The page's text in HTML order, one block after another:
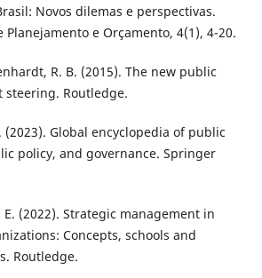
Novos dilemas e perspectivas.
Planejamento e Orçamento, 4(1), 4-20.
R. B. (2015). The new public
steering. Routledge.
(2023). Global encyclopedia of public
policy, and governance. Springer
E. (2022). Strategic management in
Concepts, schools and
Routledge.